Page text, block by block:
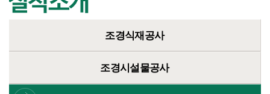
조경식재공사
조경시설물공사